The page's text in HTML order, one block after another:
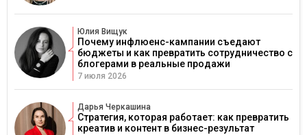
Юлия Вищук
Почему инфлюенс-кампании съедают
бюджеты и как превратить сотрудничество с
блогерами в реальные продажи
7 июля 2026
Дарья Черкашина
Стратегия, которая работает: как превратить
креатив и контент в бизнес-результат